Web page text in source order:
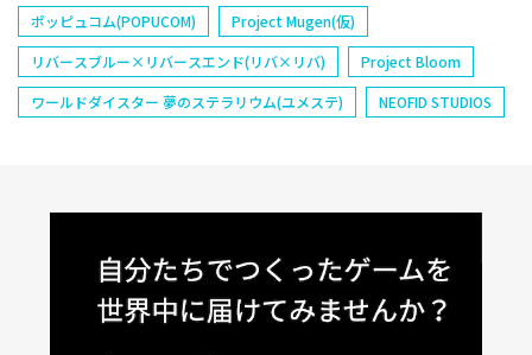
ポッピュコム(POPUCOM)
Project Mugen(仮)
リバースブルー×リバースエンド(リバ×リバ)
Project Bloom
ワールドダイスター 夢のステラリウム(ユメステ)
NEOFID STUDIOS